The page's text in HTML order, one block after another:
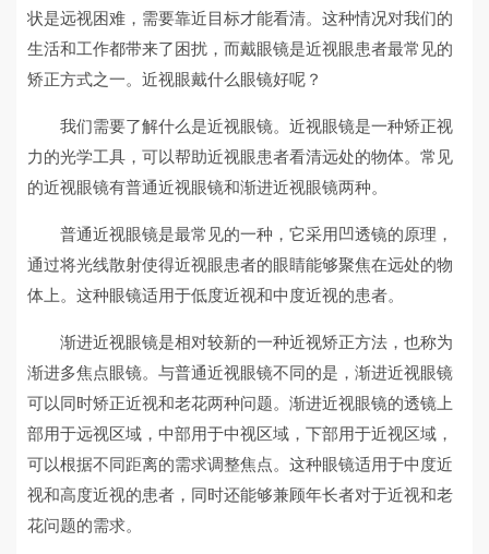
状是远视困难，需要靠近目标才能看清。这种情况对我们的
生活和工作都带来了困扰，而戴眼镜是近视眼患者最常见的
矫正方式之一。近视眼戴什么眼镜好呢？
我们需要了解什么是近视眼镜。近视眼镜是一种矫正视
力的光学工具，可以帮助近视眼患者看清远处的物体。常见
的近视眼镜有普通近视眼镜和渐进近视眼镜两种。
普通近视眼镜是最常见的一种，它采用凹透镜的原理，
通过将光线散射使得近视眼患者的眼睛能够聚焦在远处的物
体上。这种眼镜适用于低度近视和中度近视的患者。
渐进近视眼镜是相对较新的一种近视矫正方法，也称为
渐进多焦点眼镜。与普通近视眼镜不同的是，渐进近视眼镜
可以同时矫正近视和老花两种问题。渐进近视眼镜的透镜上
部用于远视区域，中部用于中视区域，下部用于近视区域，
可以根据不同距离的需求调整焦点。这种眼镜适用于中度近
视和高度近视的患者，同时还能够兼顾年长者对于近视和老
花问题的需求。